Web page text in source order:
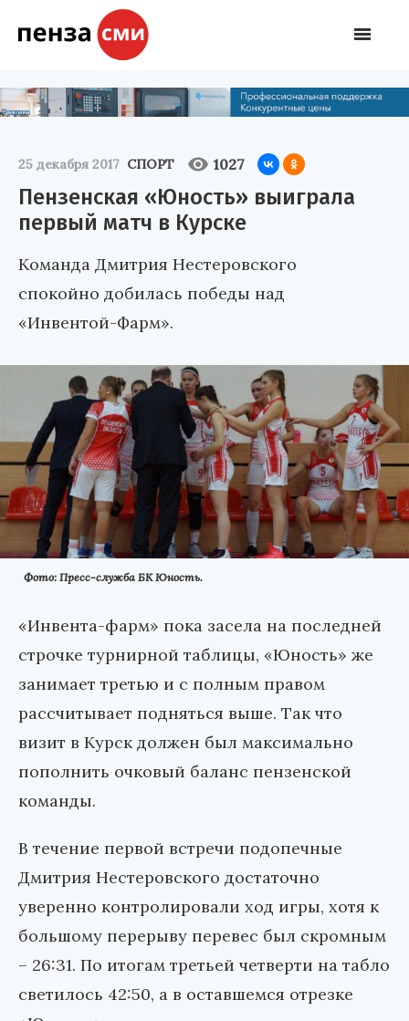
25 декабря 2017 СПОРТ 1027
Пензенская «Юность» выиграла
первый матч в Курске
Команда Дмитрия Нестеровского
спокойно добилась победы над
«Инвентой-Фарм».
Фото: Пресс-служба БК Юность.
«Инвента-фарм» пока засела на последней
строчке турнирной таблицы, «Юность» же
занимает третью и с полным правом
рассчитывает подняться выше. Так что
визит в Курск должен был максимально
пополнить очковый баланс пензенской
команды.
В течение первой встречи подопечные
Дмитрия Нестеровского достаточно
уверенно контролировали ход игры, хотя к
большому перерыву перевес был скромным
– 26:31. По итогам третьей четверти на табло
светилось 42:50, а в оставшемся отрезке